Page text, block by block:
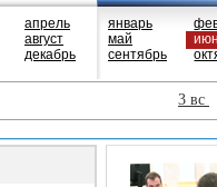
апрель
август
декабрь
январь
май
сентябрь
3 вс